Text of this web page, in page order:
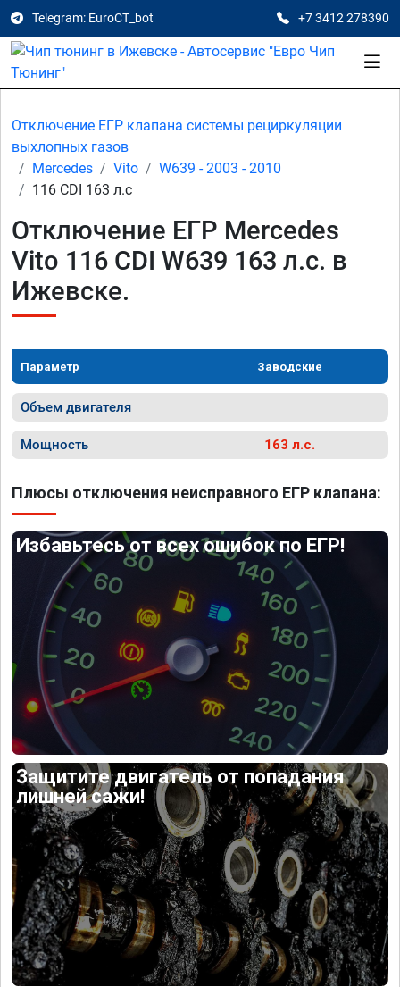
Telegram: EuroCT_bot +7 3412 278390
Отключение ЕГР клапана системы рециркуляции
выхлопных газов
Mercedes
Vito
W639 - 2003 - 2010
116 CDI 163 л.с
Отключение ЕГР Mercedes
Vito 116 CDI W639 163 л.с. в
Ижевске.
Параметр Заводские
Объем двигателя
Мощность 163 л.с.
Плюсы отключения неисправного ЕГР клапана:
Избавьтесь от всех ошибок по ЕГР!
Защитите двигатель от попадания
лишней сажи!